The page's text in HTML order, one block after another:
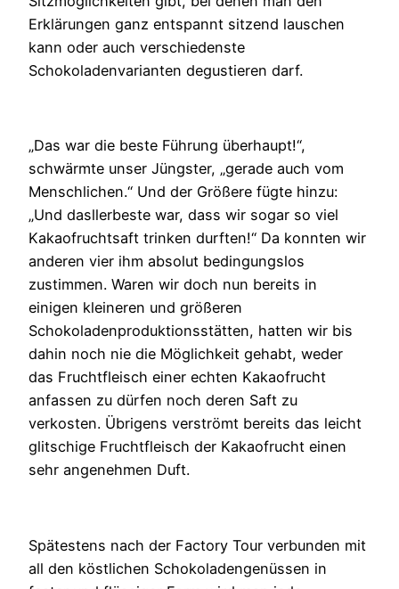
Erklärungen ganz entspannt sitzend lauschen
kann oder auch verschiedenste
Schokoladenvarianten degustieren darf.
„Das war die beste Führung überhaupt!“,
schwärmte unser Jüngster, „gerade auch vom
Menschlichen.“ Und der Größere fügte hinzu:
„Und dasllerbeste war, dass wir sogar so viel
Kakaofruchtsaft trinken durften!“ Da konnten wir
anderen vier ihm absolut bedingungslos
zustimmen. Waren wir doch nun bereits in
einigen kleineren und größeren
Schokoladenproduktionsstätten, hatten wir bis
dahin noch nie die Möglichkeit gehabt, weder
das Fruchtfleisch einer echten Kakaofrucht
anfassen zu dürfen noch deren Saft zu
verkosten. Übrigens verströmt bereits das leicht
glitschige Fruchtfleisch der Kakaofrucht einen
sehr angenehmen Duft.
Spätestens nach der Factory Tour verbunden mit
all den köstlichen Schokoladengenüssen in